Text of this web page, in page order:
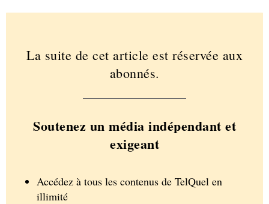
La suite de cet article est réservée aux
abonnés.
Soutenez un média indépendant et
exigeant
Accédez à tous les contenus de TelQuel en
illimité